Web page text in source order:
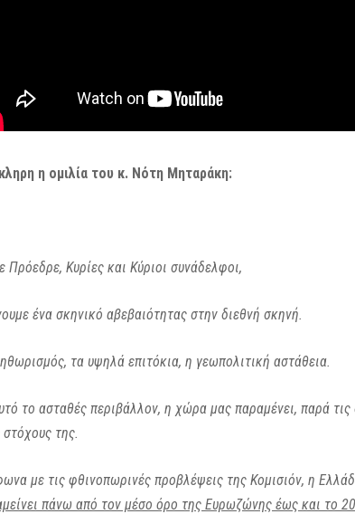
η ομιλία του κ. Νότη Μηταράκη:
Πρόεδρε, Κυρίες και Κύριοι συνάδελφοι,
ένα σκηνικό αβεβαιότητας στην διεθνή σκηνή.
τα υψηλά επιτόκια, η γεωπολιτική αστάθεια.
το ασταθές περιβάλλον, η χώρα μας παραμένει, παρά
στόχους της.
με τις φθινοπωρινές προβλέψεις της Κομισιόν, η
πάνω από τον μέσο όρο της Ευρωζώνης έως και το